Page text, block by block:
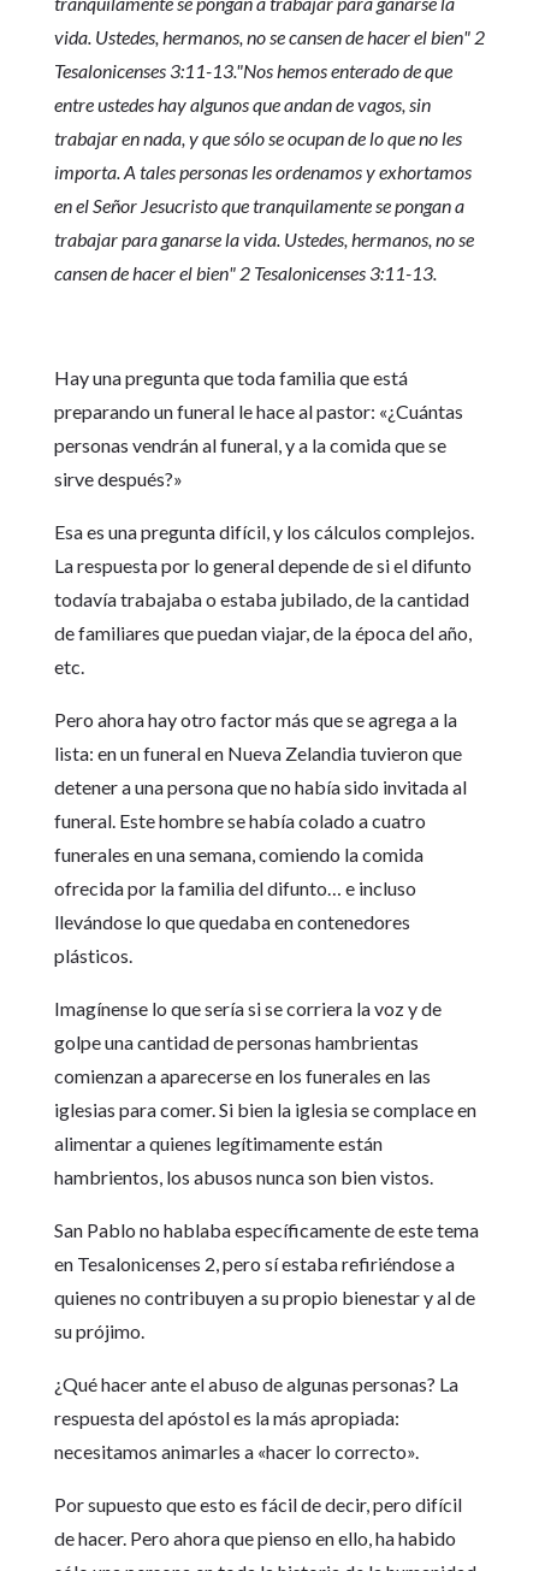
vida. Ustedes, hermanos, no se cansen de hacer el bien" 2
Tesalonicenses 3:11-13."Nos hemos enterado de que
entre ustedes hay algunos que andan de vagos, sin
trabajar en nada, y que sólo se ocupan de lo que no les
importa. A tales personas les ordenamos y exhortamos
en el Señor Jesucristo que tranquilamente se pongan a
trabajar para ganarse la vida. Ustedes, hermanos, no se
cansen de hacer el bien" 2 Tesalonicenses 3:11-13.
Hay una pregunta que toda familia que está
preparando un funeral le hace al pastor: «¿Cuántas
personas vendrán al funeral, y a la comida que se
sirve después?»
Esa es una pregunta difícil, y los cálculos complejos.
La respuesta por lo general depende de si el difunto
todavía trabajaba o estaba jubilado, de la cantidad
de familiares que puedan viajar, de la época del año,
etc.
Pero ahora hay otro factor más que se agrega a la
lista: en un funeral en Nueva Zelandia tuvieron que
detener a una persona que no había sido invitada al
funeral. Este hombre se había colado a cuatro
funerales en una semana, comiendo la comida
ofrecida por la familia del difunto… e incluso
llevándose lo que quedaba en contenedores
plásticos.
Imagínense lo que sería si se corriera la voz y de
golpe una cantidad de personas hambrientas
comienzan a aparecerse en los funerales en las
iglesias para comer. Si bien la iglesia se complace en
alimentar a quienes legítimamente están
hambrientos, los abusos nunca son bien vistos.
San Pablo no hablaba específicamente de este tema
en Tesalonicenses 2, pero sí estaba refiriéndose a
quienes no contribuyen a su propio bienestar y al de
su prójimo.
¿Qué hacer ante el abuso de algunas personas? La
respuesta del apóstol es la más apropiada:
necesitamos animarles a «hacer lo correcto».
Por supuesto que esto es fácil de decir, pero difícil
de hacer. Pero ahora que pienso en ello, ha habido